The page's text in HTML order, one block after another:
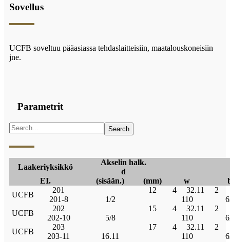
Sovellus
UCFB soveltuu pääasiassa tehdaslaitteisiin, maatalouskoneisiin
jne.
Parametrit
Laakeriyksikkö
Akselin halk.
d
EI.
(sisään.) (mm) w
UCFB
201 12 4 32.11
2
201-8
1/2 110
UCFB
202 15 4 32.11
2
202-10
5/8 110
UCFB
203 17 4 32.11
2
203-11
16.11 110